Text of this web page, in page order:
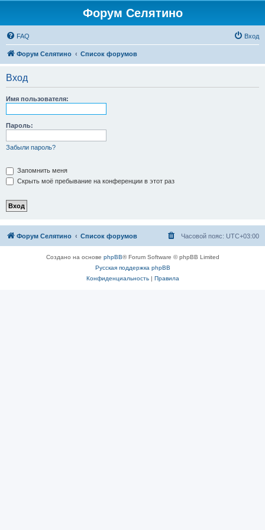
Форум Селятино
FAQ Вход
Форум Селятино Список форумов
Вход
Имя пользователя:
Пароль:
Забыли пароль?
Запомнить меня
Скрыть моё пребывание на конференции в этот раз
Форум Селятино Список форумов Часовой пояс: UTC+03:00
Создано на основе phpBB® Forum Software © phpBB Limited
Русская поддержка phpBB
Конфиденциальность| Правила